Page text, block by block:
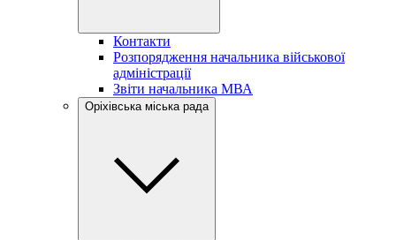
Контакти
Розпорядження начальника військової
адміністрації
Звіти начальника МВА
Оріхівська міська рада